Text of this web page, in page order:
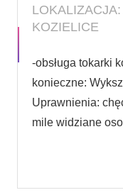
KOZIELICE
-obsługa tokarki
konieczne:
Uprawnienia:
mile widziane